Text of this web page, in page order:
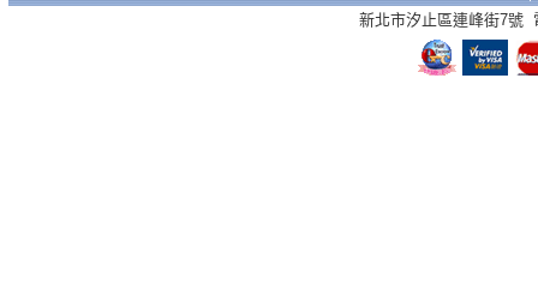
新北市汐止區連峰街7號